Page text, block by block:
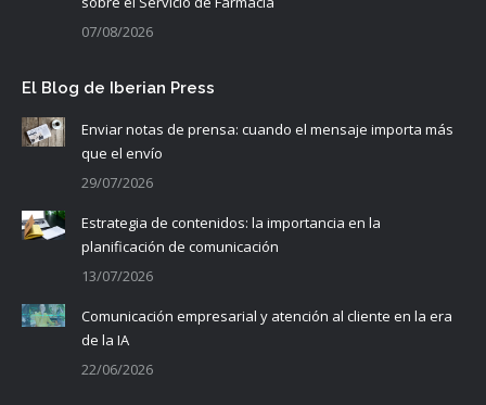
07/08/2026
El Blog de Iberian Press
Enviar notas de prensa: cuando el mensaje importa más
que el envío
29/07/2026
Estrategia de contenidos: la importancia en la
planificación de comunicación
13/07/2026
Comunicación empresarial y atención al cliente en la era
de la IA
22/06/2026